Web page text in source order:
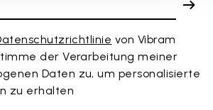
von Vibram
der Verarbeitung meiner
Daten zu, um personalisierte
zu erhalten